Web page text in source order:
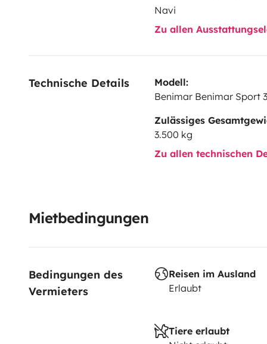
Navi
Zu allen
Technische Details
Modell:
Benimar Benimar Sport
Zulässiges
3.500 kg
Zu allen technischen
Mietbedingungen
Bedingungen des
Vermieters
Reisen im Ausland
Erlaubt
Tiere erlaubt